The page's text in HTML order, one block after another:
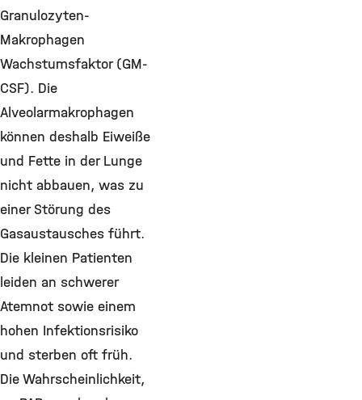
Granulozyten-
Makrophagen
Wachstumsfaktor (GM-
CSF). Die
Alveolarmakrophagen
können deshalb Eiweiße
und Fette in der Lunge
nicht abbauen, was zu
einer Störung des
Gasaustausches führt.
Die kleinen Patienten
leiden an schwerer
Atemnot sowie einem
hohen Infektionsrisiko
und sterben oft früh.
Die Wahrscheinlichkeit,